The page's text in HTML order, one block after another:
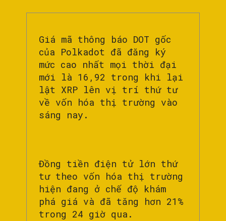
Giá mã thông báo DOT gốc
của Polkadot đã đăng ký
mức cao nhất mọi thời đại
mới là 16,92 trong khi lại
lật XRP lên vị trí thứ tư
về vốn hóa thị trường vào
sáng nay.
Đồng tiền điện tử lớn thứ
tư theo vốn hóa thị trường
hiện đang ở chế độ khám
phá giá và đã tăng hơn 21%
trong 24 giờ qua.